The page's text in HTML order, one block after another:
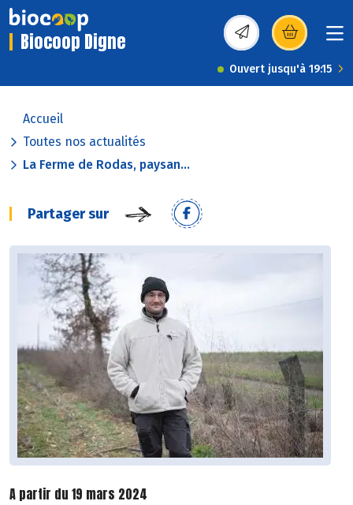
Biocoop Digne (s’ouvre dans une
Ouvert jusqu'à 19:15
Accueil
Toutes nos actualités
La Ferme de Rodas, paysan...
Partager sur
A partir du 19 mars 2024